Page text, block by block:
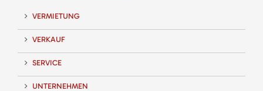
VERMIETUNG
VERKAUF
SERVICE
UNTERNEHMEN